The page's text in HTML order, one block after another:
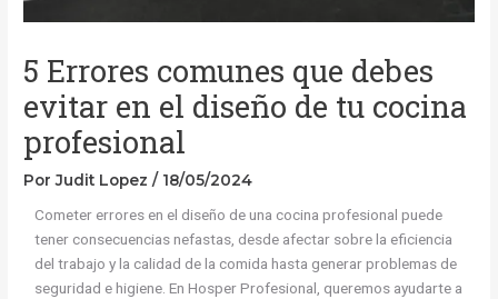
5 Errores comunes que debes
evitar en el diseño de tu cocina
profesional
PorJudit Lopez/ 18/05/2024
Cometer errores en el diseño de una cocina profesional puede
tener consecuencias nefastas, desde afectar sobre la eficiencia
del trabajo y la calidad de la comida hasta generar problemas de
seguridad e higiene. En Hosper Profesional, queremos ayudarte a